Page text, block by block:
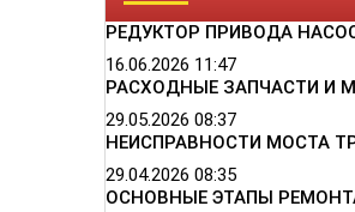
РЕДУКТОР ПРИВОДА
16.06.2026 11:47
РАСХОДНЫЕ ЗАПЧАСТИ И
29.05.2026 08:37
НЕИСПРАВНОСТИ МОСТА
29.04.2026 08:35
ОСНОВНЫЕ ЭТАПЫ